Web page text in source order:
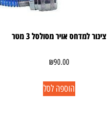
צינור למדחס אויר מסולסל 3 מטר
₪90.00
הוספה לסל